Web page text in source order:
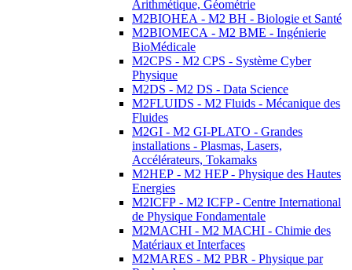
Arithmétique, Géométrie
M2BIOHEA - M2 BH - Biologie et Santé
M2BIOMECA - M2 BME - Ingénierie
BioMédicale
M2CPS - M2 CPS - Système Cyber
Physique
M2DS - M2 DS - Data Science
M2FLUIDS - M2 Fluids - Mécanique des
Fluides
M2GI - M2 GI-PLATO - Grandes
installations - Plasmas, Lasers,
Accélérateurs, Tokamaks
M2HEP - M2 HEP - Physique des Hautes
Energies
M2ICFP - M2 ICFP - Centre International
de Physique Fondamentale
M2MACHI - M2 MACHI - Chimie des
Matériaux et Interfaces
M2MARES - M2 PBR - Physique par